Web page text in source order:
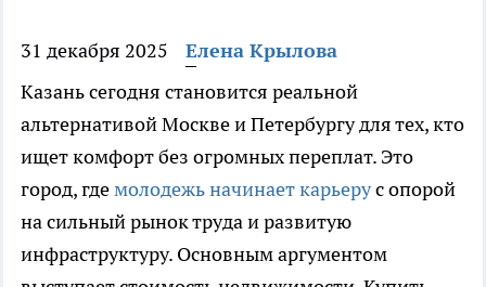
31 декабря 2025
Елена Крылова
Казань сегодня становится реальной
альтернативой Москве и Петербургу для тех, кто
ищет комфорт без огромных переплат. Это
город, гдемолодежь начинает карьерус опорой
на сильный рынок труда и развитую
инфраструктуру. Основным аргументом